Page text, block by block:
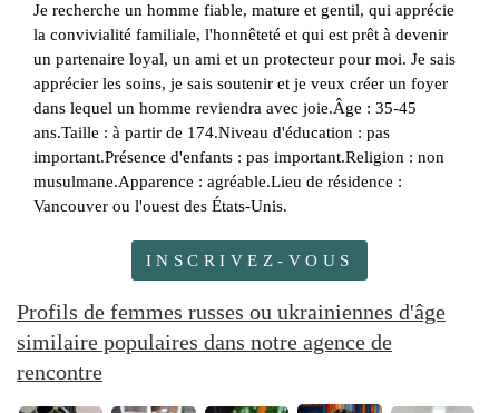
Je recherche un homme fiable, mature et gentil, qui apprécie
la convivialité familiale, l'honnêteté et qui est prêt à devenir
un partenaire loyal, un ami et un protecteur pour moi. Je sais
apprécier les soins, je sais soutenir et je veux créer un foyer
dans lequel un homme reviendra avec joie.Âge : 35-45
ans.Taille : à partir de 174.Niveau d'éducation : pas
important.Présence d'enfants : pas important.Religion : non
musulmane.Apparence : agréable.Lieu de résidence :
Vancouver ou l'ouest des États-Unis.
INSCRIVEZ-VOUS
Profils de femmes russes ou ukrainiennes d'âge
similaire populaires dans notre agence de
rencontre